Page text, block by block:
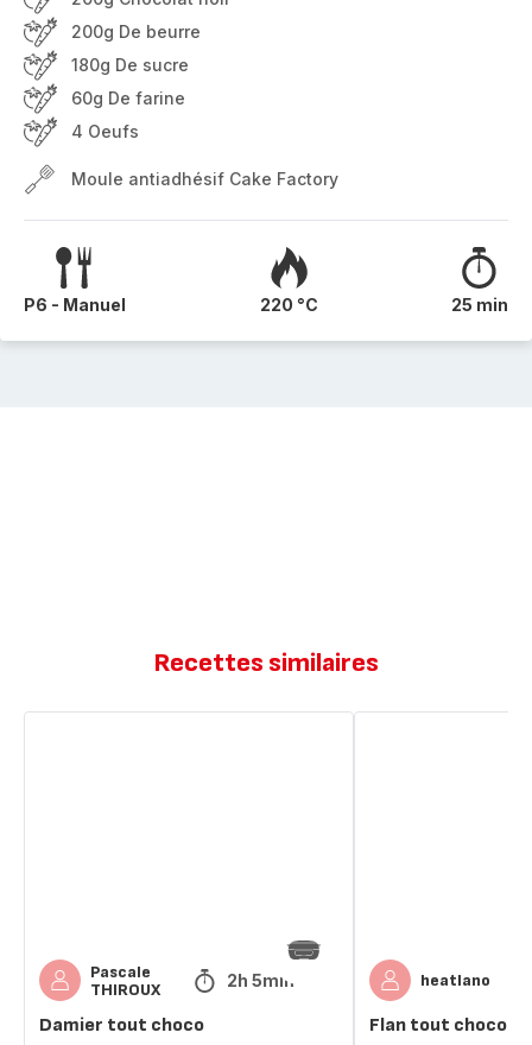
200g De beurre
180g De sucre
60g De farine
4 Oeufs
Moule antiadhésif Cake Factory
P6 - Manuel 220 °C 25 min
Recettes similaires
Pascale
THIROUX
2h 5min
Damier tout choco
heatlano
Flan tout choco